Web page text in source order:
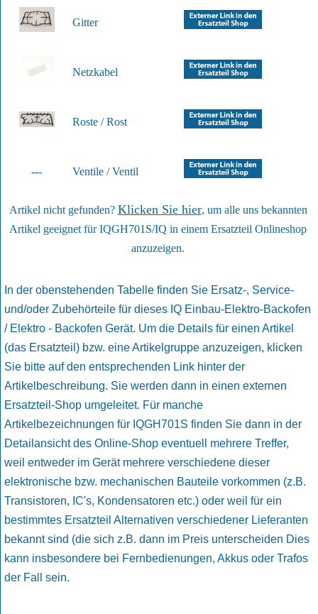
Gitter
Netzkabel
Roste / Rost
--- Ventile / Ventil
Artikel nicht gefunden? Klicken Sie hier, um alle uns bekannten
Artikel geeignet für IQGH701S/IQ in einem Ersatzteil Onlineshop
anzuzeigen.
In der obenstehenden Tabelle finden Sie Ersatz-, Service-
und/oder Zubehörteile für dieses IQ Einbau-Elektro-Backofen
/ Elektro - Backofen Gerät. Um die Details für einen Artikel
(das Ersatzteil) bzw. eine Artikelgruppe anzuzeigen, klicken
Sie bitte auf den entsprechenden Link hinter der
Artikelbeschreibung. Sie werden dann in einen externen
Ersatzteil-Shop umgeleitet. Für manche
Artikelbezeichnungen für IQGH701S finden Sie dann in der
Detailansicht des Online-Shop eventuell mehrere Treffer,
weil entweder im Gerät mehrere verschiedene dieser
elektronische bzw. mechanischen Bauteile vorkommen (z.B.
Transistoren, IC's, Kondensatoren etc.) oder weil für ein
bestimmtes Ersatzteil Alternativen verschiedener Lieferanten
bekannt sind (die sich z.B. dann im Preis unterscheiden Dies
kann insbesondere bei Fernbedienungen, Akkus oder Trafos
der Fall sein.